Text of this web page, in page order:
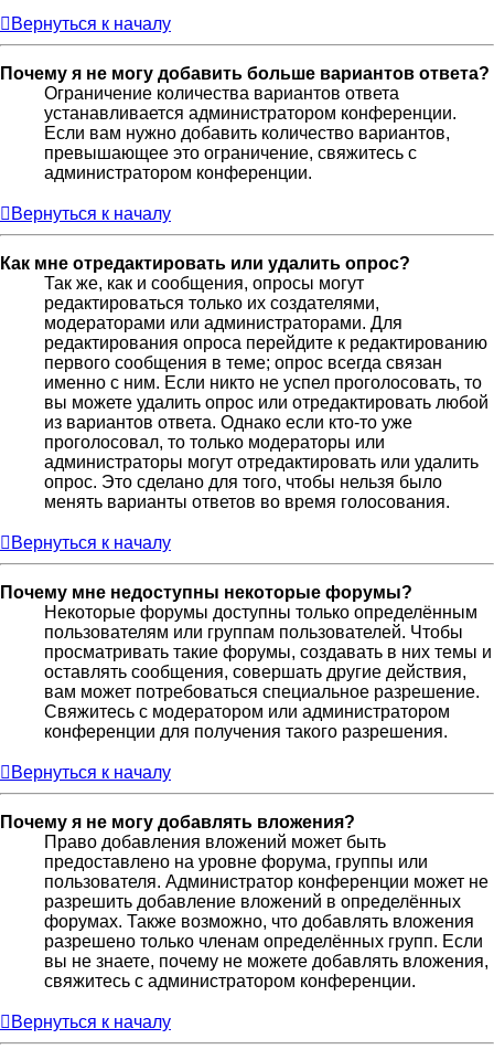
Вернуться к началу
Почему я не могу добавить больше вариантов ответа?
Ограничение количества вариантов ответа
устанавливается администратором конференции.
Если вам нужно добавить количество вариантов,
превышающее это ограничение, свяжитесь с
администратором конференции.
Вернуться к началу
Как мне отредактировать или удалить опрос?
Так же, как и сообщения, опросы могут
редактироваться только их создателями,
модераторами или администраторами. Для
редактирования опроса перейдите к редактированию
первого сообщения в теме; опрос всегда связан
именно с ним. Если никто не успел проголосовать, то
вы можете удалить опрос или отредактировать любой
из вариантов ответа. Однако если кто-то уже
проголосовал, то только модераторы или
администраторы могут отредактировать или удалить
опрос. Это сделано для того, чтобы нельзя было
менять варианты ответов во время голосования.
Вернуться к началу
Почему мне недоступны некоторые форумы?
Некоторые форумы доступны только определённым
пользователям или группам пользователей. Чтобы
просматривать такие форумы, создавать в них темы и
оставлять сообщения, совершать другие действия,
вам может потребоваться специальное разрешение.
Свяжитесь с модератором или администратором
конференции для получения такого разрешения.
Вернуться к началу
Почему я не могу добавлять вложения?
Право добавления вложений может быть
предоставлено на уровне форума, группы или
пользователя. Администратор конференции может не
разрешить добавление вложений в определённых
форумах. Также возможно, что добавлять вложения
разрешено только членам определённых групп. Если
вы не знаете, почему не можете добавлять вложения,
свяжитесь с администратором конференции.
Вернуться к началу